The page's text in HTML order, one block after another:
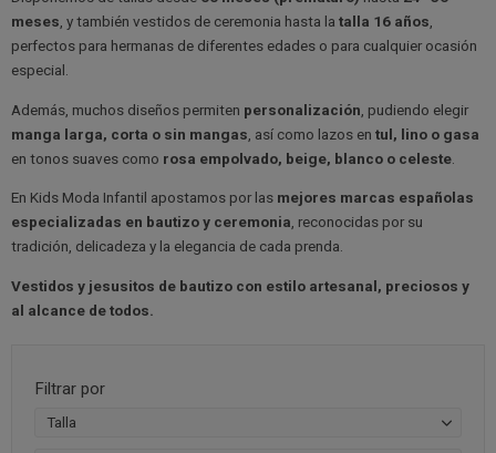
meses, y también vestidos de ceremonia hasta la talla 16 años,
perfectos para hermanas de diferentes edades o para cualquier ocasión
especial.
Además, muchos diseños permiten personalización , pudiendo elegir
manga larga, corta o sin mangas , así como lazos en tul, lino o gasa
en tonos suaves como rosa empolvado, beige, blanco o celeste
En Kids Moda Infantil apostamos por las mejores marcas españolas
especializadas en bautizo y ceremonia, reconocidas por su
tradición, delicadeza y la elegancia de cada prenda.
Vestidos y jesusitos de bautizo con estilo artesanal, preciosos y
al alcance de todos.
Filtrar por
Talla